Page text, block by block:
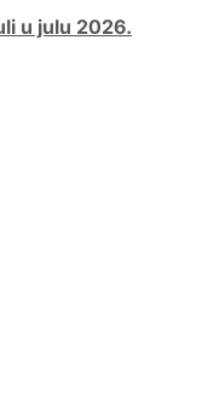
u julu 2026.